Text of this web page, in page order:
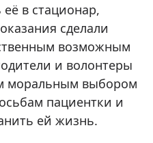
в стационар,
сделали
возможным
и волонтеры
моральным выбором
пациентки и
ей жизнь.